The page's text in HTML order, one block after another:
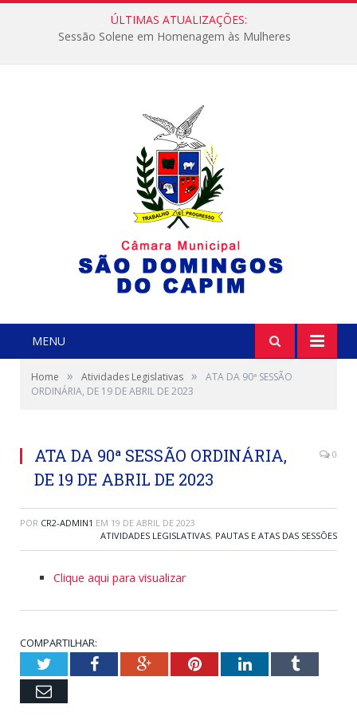
ÚLTIMAS ATUALIZAÇÕES:
Sessão Solene em Homenagem às Mulheres
MENU
Home » Atividades Legislativas »
ATA DA 90ª SESSÃO
ORDINÁRIA, DE 19 DE ABRIL DE 2023
ATA DA 90ª SESSÃO ORDINÁRIA,
DE 19 DE ABRIL DE 2023
0
POR CR2-ADMIN1 EM 19 DE ABRIL DE 2023
ATIVIDADES LEGISLATIVAS, PAUTAS E ATAS DAS SESSÕES
Clique aqui para visualizar
COMPARTILHAR:
TwitterFacebookGoogle+PinterestLinkedInTumblr
Email